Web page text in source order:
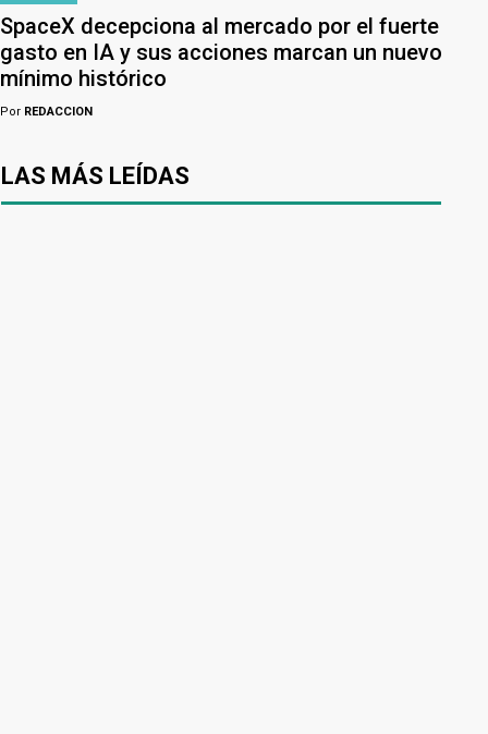
SpaceX decepciona al mercado por el fuerte
gasto en IA y sus acciones marcan un nuevo
mínimo histórico
Por REDACCION
LAS MÁS LEÍDAS